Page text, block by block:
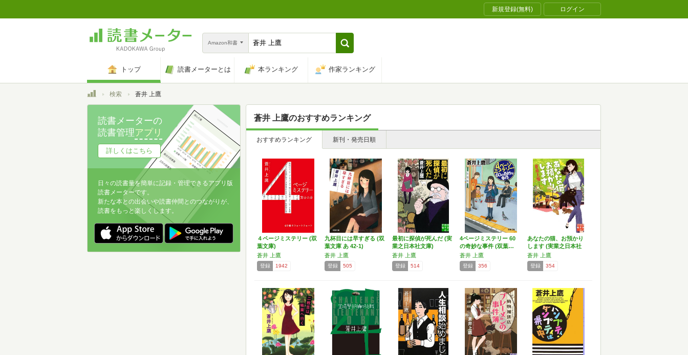
新規登録(無料) ログイン
Amazon和書
トップ 読書メーターとは 本ランキング 作家ランキング
トップ検索 蒼井 上鷹
蒼井 上鷹のおすすめランキング
おすすめランキング 新刊・発売日順
４ページミステリー (双
葉文庫)
蒼井 上鷹
登録 1942
九杯目には早すぎる (双
葉文庫 あ 42-1)
蒼井 上鷹
登録 505
最初に探偵が死んだ (実
業之日本社文庫)
蒼井 上鷹
登録 514
4ページミステリー 60
の奇妙な事件 (双葉…
蒼井 上鷹
登録 356
あなたの猫、お預かり
します (実業之日本社
文…
蒼井 上鷹
登録 354
読書メーターの
読書管理アプリ
詳しくはこちら
日々の読書量を簡単に記録・管理できるアプリ版
読書メーターです。
新たな本との出会いや読書仲間とのつながりが、
読書をもっと楽しくします。